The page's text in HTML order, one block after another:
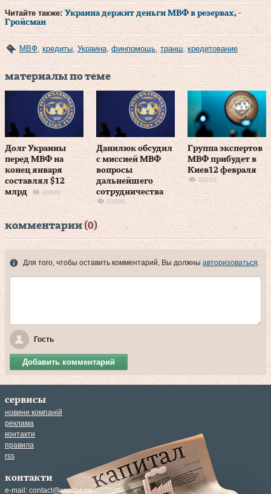
Читайте также: Украина держит деньги МВФ в резервах, -
Гройсман
МВФ кредиты Украина финпомощь транш кредитование
материалы по теме
Долг Украины
перед МВФ на
конец января
составлял $12
млрд
29833
Данилюк обсудил
с миссией МВФ
вопросы
дальнейшего
сотрудничества
22996
Группа экспертов
МВФ прибудет в
Киев12 февраля
26233
комментарии (0)
Для того, чтобы оставить комментарий, Вы должны авторизоваться.
Гость
Добавить комментарий
сервисы
новини компаній
реклама
контакти
правила
rss
контакти
e-mail: contact@capital.ua